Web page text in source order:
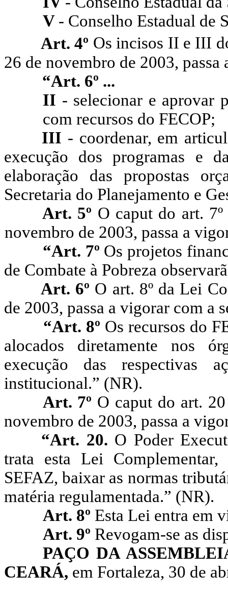
V - Conselho Estadual de
Art. 4º Os incisos II e III
26 de novembro de 2003,
“Art. 6º ...
II - selecionar e aprovar
com recursos do FECOP;
III - coordenar, em
execução dos programas e
elaboração das propostas
Secretaria do Planejamento e
Art. 5º O caput do art.
novembro de 2003, passa a
“Art. 7º Os projetos
de Combate à Pobreza
Art. 6º O art. 8º da Lei
de 2003, passa a vigorar com a
“Art. 8º Os recursos do
alocados diretamente nos
execução das respectivas
institucional.” (NR).
Art. 7º O caput do art.
novembro de 2003, passa a
“Art. 20. O Poder
trata esta Lei
SEFAZ, baixar as normas
matéria regulamentada.” (NR).
Art. 8º Esta Lei entra em
Art. 9º Revogam-se as
PAÇO DA
CEARÁ, em Fortaleza, 30 de